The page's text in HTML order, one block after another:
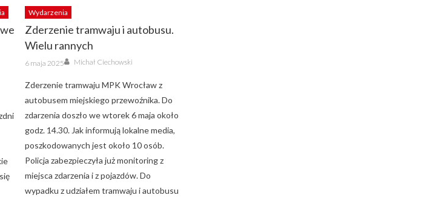
Wydarzenia
Zderzenie tramwaju i autobusu.
Wielu rannych
Posted
on
6 maja 2025 Author
Michał Ciechowski
Zderzenie tramwaju MPK Wrocław z
autobusem miejskiego przewoźnika. Do
zdarzenia doszło we wtorek 6 maja około
godz. 14.30. Jak informują lokalne media,
poszkodowanych jest około 10 osób.
Policja zabezpieczyła już monitoring z
miejsca zdarzenia i z pojazdów. Do
wypadku z udziałem tramwaju i autobusu